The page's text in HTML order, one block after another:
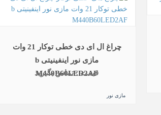
چراغ ال ای دی خطی توکار 21 وات
مازی نور اینفینیتی b
M440B60LED2AF
قیمت : تماس بگیرید
مازی نور